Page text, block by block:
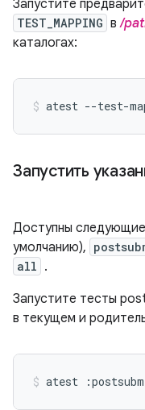
Запустите
TEST_MAPPING в/
каталогах:
atest --test-
Запустить
Доступны следующие
умолчанию),
all .
Запустите тесты
в текущем и
atest